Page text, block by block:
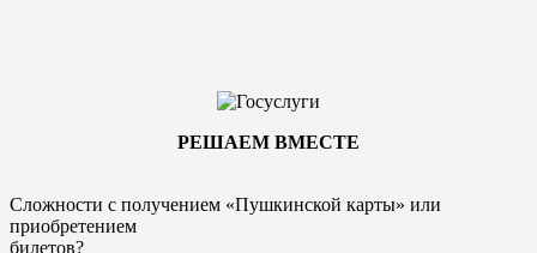
РЕШАЕМ ВМЕСТЕ
Сложности с получением «Пушкинской карты» или
приобретением
билетов?